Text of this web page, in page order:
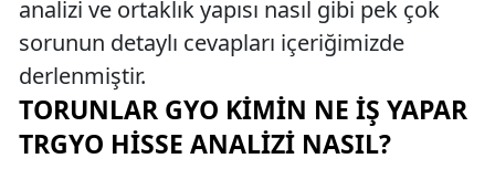
analizi ve ortaklık yapısı nasıl gibi pek çok
sorunun detaylı cevapları içeriğimizde
derlenmiştir.
TORUNLAR GYO KIMIN NE İŞ YAPAR
TRGYO HISSE ANALIZI NASIL?